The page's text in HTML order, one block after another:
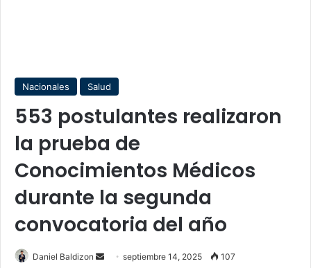
Nacionales Salud
553 postulantes realizaron
la prueba de
Conocimientos Médicos
durante la segunda
convocatoria del año
Daniel Baldizon
Sendseptiembre 14, 2025 107